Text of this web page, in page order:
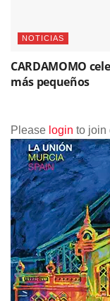
NOTICIAS
CARDAMOMO
más pequeños
Please login to join